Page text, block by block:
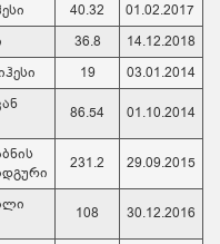
40.32
01.02.2017
36.8
14.12.2018
19 03.01.2014
86.54 01.10.2014
231.2 29.09.2015
108 30.12.2016